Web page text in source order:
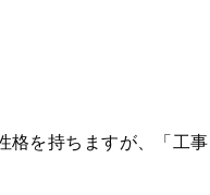
を持ちますが、「工